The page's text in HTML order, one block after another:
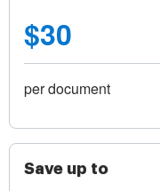
$30
per document
Save up to